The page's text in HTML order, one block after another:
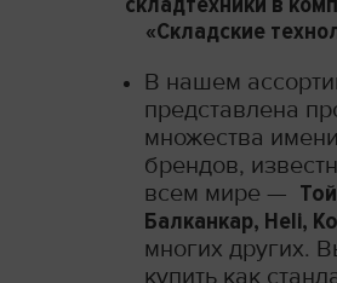
«Складские
В нашем
представлена
множества
брендов,
всем мире —
Балканкар, Heli,
многих других.
купить как